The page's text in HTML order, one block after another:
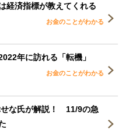
経済指標が教えてくれる
お金のことがわかる
年に訪れる「転機」
お金のことがわかる
せな氏が解説！ 11/9の急